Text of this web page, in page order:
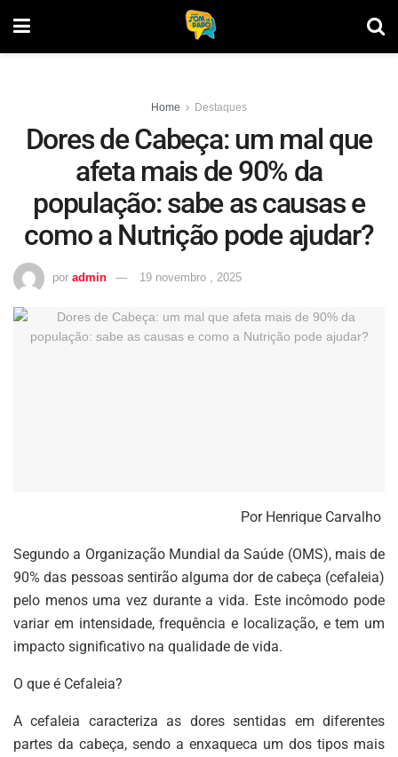
Home Destaques
Dores de Cabeça: um mal que
afeta mais de 90% da
população: sabe as causas e
como a Nutrição pode ajudar?
por admin 19 novembro , 2025
Por Henrique Carvalho
Segundo a Organização Mundial da Saúde (OMS), mais de
90% das pessoas sentirão alguma dor de cabeça (cefaleia)
pelo menos uma vez durante a vida. Este incômodo pode
variar em intensidade, frequência e localização, e tem um
impacto significativo na qualidade de vida.
O que é Cefaleia?
A cefaleia caracteriza as dores sentidas em diferentes
partes da cabeça, sendo a enxaqueca um dos tipos mais